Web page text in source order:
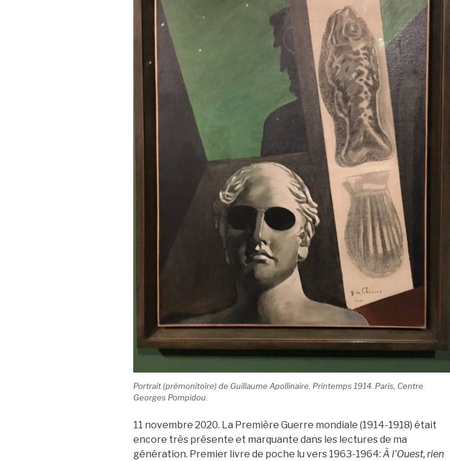
Portrait (prémonitoire) de Guillaume Apollinaire. Printemps 1914. Paris, Centre
Georges Pompidou.
11 novembre 2020. La Première Guerre mondiale (1914-1918) était
encore très présente et marquante dans les lectures de ma
génération. Premier livre de poche lu vers 1963-1964: À l’Ouest, rien